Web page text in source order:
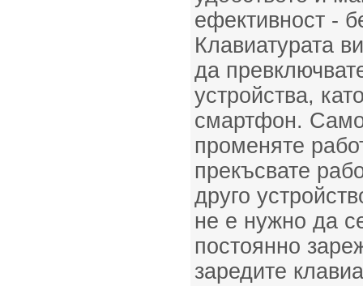
ефективност -
Клавиатурата
да
устройства,
смартфон.
променяте
прекъсвате
друго
не е нужно да
постоянно
заредите